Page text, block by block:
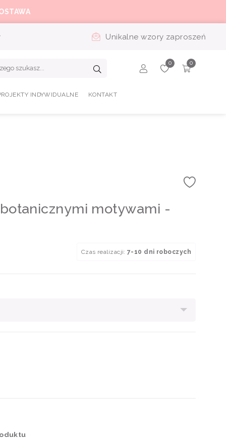
Unikalne wzory zaproszeń
INDYWIDUALNE KONTAKT
motywami -
Czas realizacji: 7-10 dni roboczych